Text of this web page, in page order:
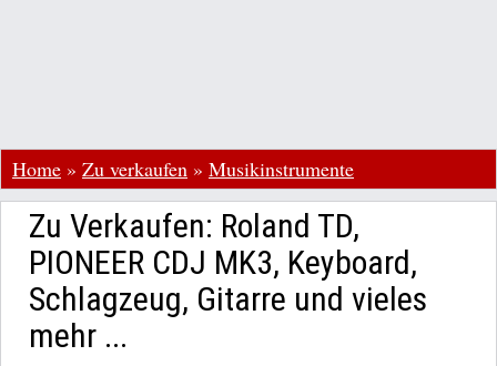
Home » Zu verkaufen » Musikinstrumente
Zu Verkaufen: Roland TD,
PIONEER CDJ MK3, Keyboard,
Schlagzeug, Gitarre und vieles
mehr ...